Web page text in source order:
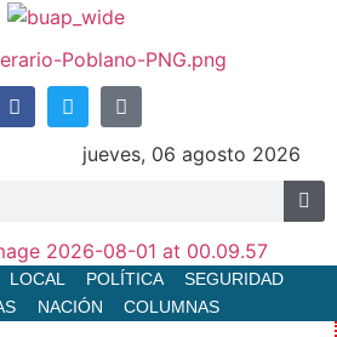
jueves, 06 agosto 2026
LOCAL POLÍTICA
SEGURIDAD
NACIÓN COLUMNAS